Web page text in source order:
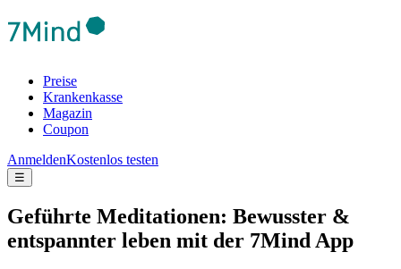
Preise
Krankenkasse
Magazin
Coupon
AnmeldenKostenlos testen
☰
Geführte Meditationen: Bewusster &
entspannter leben mit der 7Mind App